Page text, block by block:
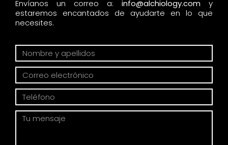
Envíanos un correo a: info@alchiology.com
y
estaremos encantados de ayudarte en lo que
necesites.